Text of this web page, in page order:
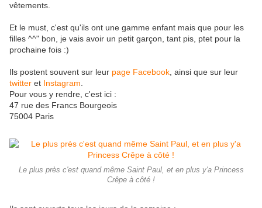
vêtements.
Et le must, c'est qu'ils ont une gamme enfant mais que pour les
filles ^^" bon, je vais avoir un petit garçon, tant pis, ptet pour la
prochaine fois :)
Ils postent souvent sur leur page Facebook , ainsi que sur leur
twitter et Instagram
Pour vous y rendre, c'est ici :
47 rue des Francs Bourgeois
75004 Paris
Le plus près c'est quand même Saint Paul, et en plus y'a Princess
Crêpe à côté !